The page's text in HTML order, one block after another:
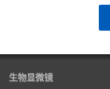
生物显微镜